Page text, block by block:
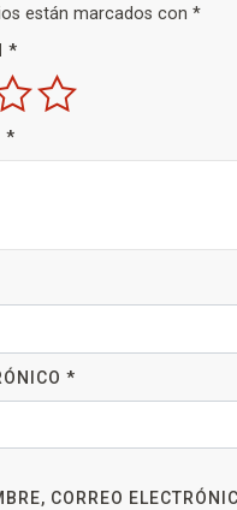
están marcados con *
*
*
*
CORREO